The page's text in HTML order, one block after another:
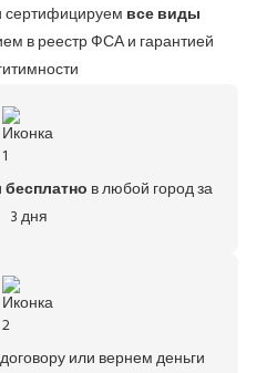
сертифицируем все виды
в реестр ФСА и гарантией
в любой город за
3 дня
или вернем деньги